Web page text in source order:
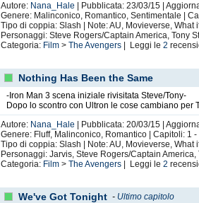
Autore: Nana_Hale
| Pubblicata: 23/03/15 |
Genere: Malinconico, Romantico, Sentimentale |
Tipo di coppia: Slash | Note: AU, Movieverse, What
Personaggi: Steve Rogers/Captain America, Tony
Categoria: Film >The Avengers | Leggi le2
Nothing Has Been the Same
-Iron Man 3 scena iniziale rivisitata Steve/Tony-
Dopo lo scontro con Ultron le cose cambiano
Autore: Nana_Hale
| Pubblicata: 20/03/15 |
Genere: Fluff, Malinconico, Romantico | Capitoli: 1
Tipo di coppia: Slash | Note: AU, Movieverse, What
Personaggi: Jarvis, Steve Rogers/Captain America,
Categoria: Film >The Avengers | Leggi le2
We've Got Tonight - Ultimo capitolo